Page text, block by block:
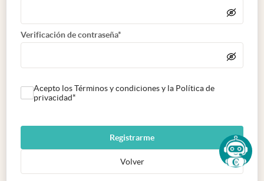
Verificación de contraseña*
Acepto los Términos y condiciones y la Política de
privacidad*
Registrarme
Volver